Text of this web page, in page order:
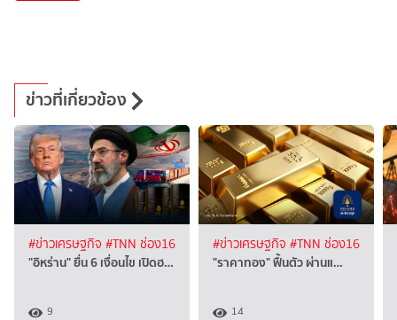
ข่าวที่เกี่ยวข้อง
#ข่าวเศรษฐกิจ #TNN ช่อง16
"อิหร่าน" ยื่น 6 เงื่อนไข เปิดฮ…
9
#ข่าวเศรษฐกิจ #TNN ช่อง16
"ราคาทอง" ฟื้นตัว ผ่านแ…
14